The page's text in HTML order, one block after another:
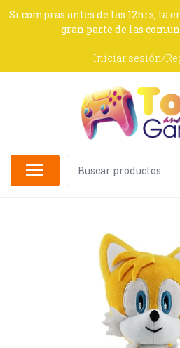
Si compras antes de las 12hrs, la
gran parte de las
Iniciar sesión/